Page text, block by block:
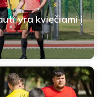
yra kviečiami į